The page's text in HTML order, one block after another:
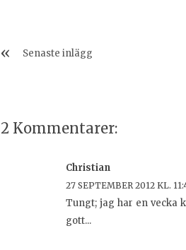
Senaste inlägg
2 Kommentarer:
Christian
27 SEPTEMBER 2012 KL.
Tungt; jag har en vecka
gott...